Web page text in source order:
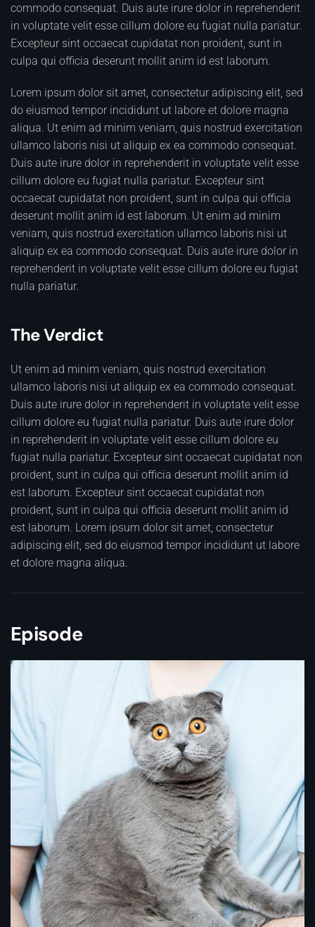
commodo consequat. Duis aute irure dolor in reprehenderit
in voluptate velit esse cillum dolore eu fugiat nulla pariatur.
Excepteur sint occaecat cupidatat non proident, sunt in
culpa qui officia deserunt mollit anim id est laborum.
Lorem ipsum dolor sit amet, consectetur adipiscing elit, sed
do eiusmod tempor incididunt ut labore et dolore magna
aliqua. Ut enim ad minim veniam, quis nostrud exercitation
ullamco laboris nisi ut aliquip ex ea commodo consequat.
Duis aute irure dolor in reprehenderit in voluptate velit esse
cillum dolore eu fugiat nulla pariatur. Excepteur sint
occaecat cupidatat non proident, sunt in culpa qui officia
deserunt mollit anim id est laborum. Ut enim ad minim
veniam, quis nostrud exercitation ullamco laboris nisi ut
aliquip ex ea commodo consequat. Duis aute irure dolor in
reprehenderit in voluptate velit esse cillum dolore eu fugiat
nulla pariatur.
The Verdict
Ut enim ad minim veniam, quis nostrud exercitation
ullamco laboris nisi ut aliquip ex ea commodo consequat.
Duis aute irure dolor in reprehenderit in voluptate velit esse
cillum dolore eu fugiat nulla pariatur. Duis aute irure dolor
in reprehenderit in voluptate velit esse cillum dolore eu
fugiat nulla pariatur. Excepteur sint occaecat cupidatat non
proident, sunt in culpa qui officia deserunt mollit anim id
est laborum. Excepteur sint occaecat cupidatat non
proident, sunt in culpa qui officia deserunt mollit anim id
est laborum. Lorem ipsum dolor sit amet, consectetur
adipiscing elit, sed do eiusmod tempor incididunt ut labore
et dolore magna aliqua.
Episode